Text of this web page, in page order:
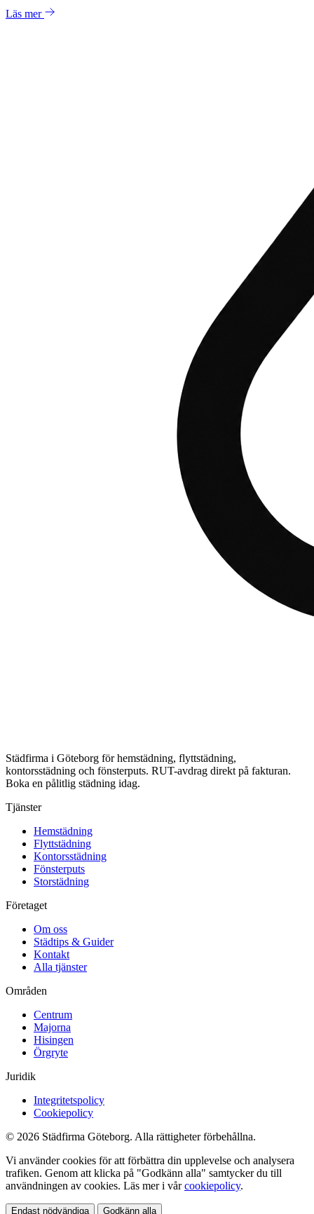
Läs mer
Städfirma i Göteborg för hemstädning, flyttstädning,
kontorsstädning och fönsterputs. RUT-avdrag direkt på fakturan.
Boka en pålitlig städning idag.
Tjänster
Hemstädning
Flyttstädning
Kontorsstädning
Fönsterputs
Storstädning
Företaget
Om oss
Städtips & Guider
Kontakt
Alla tjänster
Områden
Centrum
Majorna
Hisingen
Örgryte
Juridik
Integritetspolicy
Cookiepolicy
© 2026 Städfirma Göteborg. Alla rättigheter förbehållna.
Vi använder cookies för att förbättra din upplevelse och analysera
trafiken. Genom att klicka på "Godkänn alla" samtycker du till
användningen av cookies. Läs mer i vårcookiepolicy.
Endast nödvändiga Godkänn alla